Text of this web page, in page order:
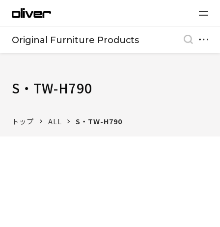
Original Furniture Products
S・TW-H790
トップ ALL S・TW-H790